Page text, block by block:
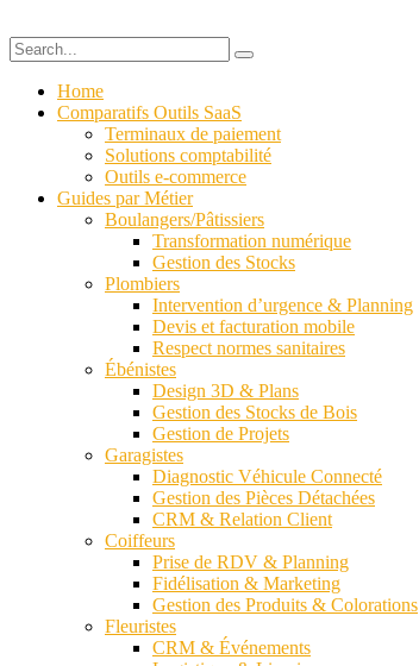
Home
Comparatifs Outils SaaS
Terminaux de paiement
Solutions comptabilité
Outils e-commerce
Guides par Métier
Boulangers/Pâtissiers
Transformation numérique
Gestion des Stocks
Plombiers
Intervention d’urgence & Planning
Devis et facturation mobile
Respect normes sanitaires
Ébénistes
Design 3D & Plans
Gestion des Stocks de Bois
Gestion de Projets
Garagistes
Diagnostic Véhicule Connecté
Gestion des Pièces Détachées
CRM & Relation Client
Coiffeurs
Prise de RDV & Planning
Fidélisation & Marketing
Gestion des Produits & Colorations
Fleuristes
CRM & Événements